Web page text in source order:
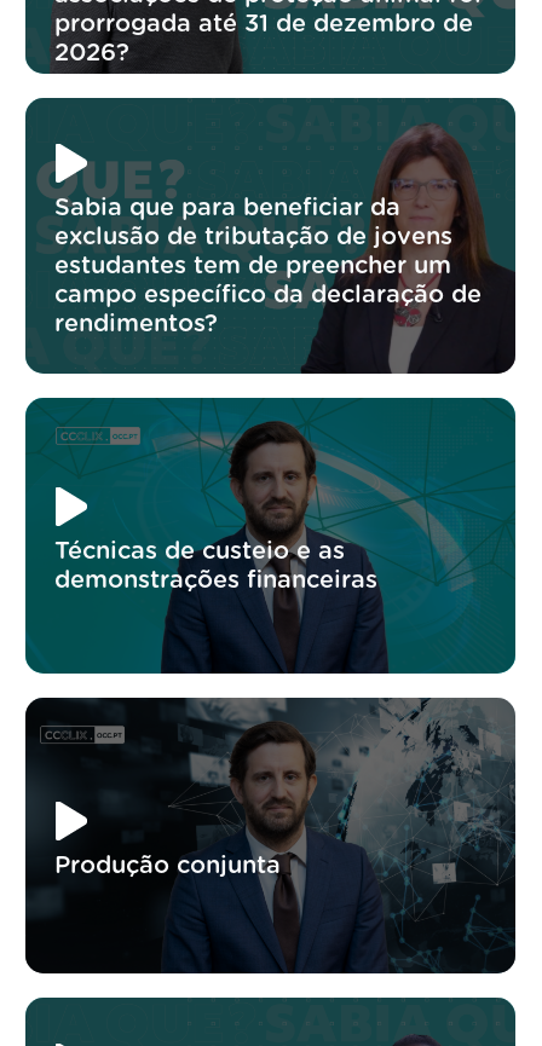
prorrogada até 31 de dezembro de
2026?
Sabia que para beneficiar da
exclusão de tributação de jovens
estudantes tem de preencher um
campo específico da declaração de
rendimentos?
Técnicas de custeio e as
demonstrações financeiras
Produção conjunta